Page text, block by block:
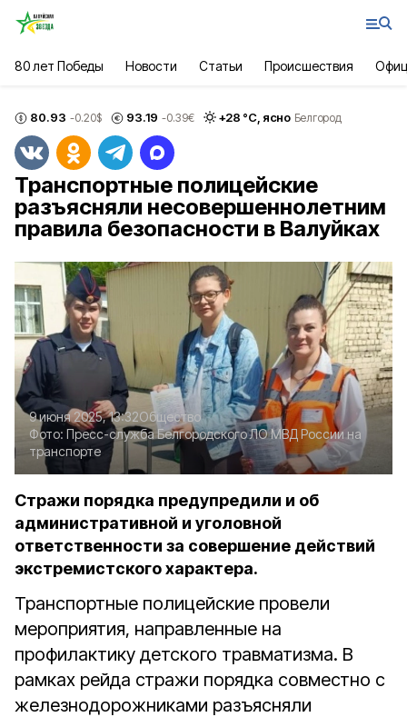
80 лет Победы Новости Статьи Происшествия
80.93 -0.20$ 93.19 -0.39€ +28 °С, ясно Белгород
Транспортные полицейские
разъясняли несовершеннолетним
правила безопасности в Валуйках
9 июня 2025, 13:32Общество
Фото: Пресс-служба Белгородского ЛО МВД России на
транспорте
Стражи порядка предупредили и об
административной и уголовной
ответственности за совершение действий
экстремистского характера.
Транспортные полицейские провели
мероприятия, направленные на
профилактику детского травматизма. В
рамках рейда стражи порядка совместно с
железнодорожниками разъясняли